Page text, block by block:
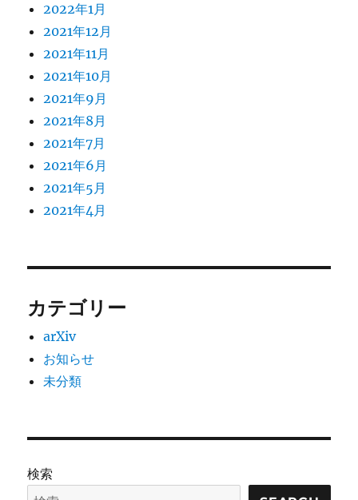
2022年1月
2021年12月
2021年11月
2021年10月
2021年9月
2021年8月
2021年7月
2021年6月
2021年5月
2021年4月
カテゴリー
arXiv
お知らせ
未分類
検索